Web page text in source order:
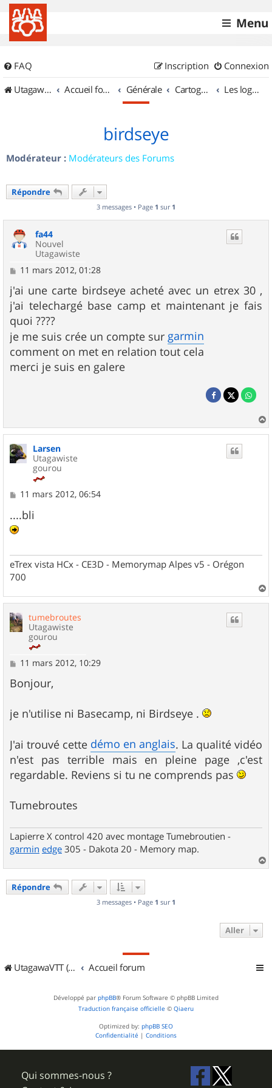
Menu
FAQ Connexion
Inscription
UtagawaVTT (Randos VTT et VTTAE avec traces GPS)
Accueil forum Générale Cartographie et GPS Les logiciels
birdseye
Modérateur : Modérateurs des Forums
Répondre
3 messages • Page 1 sur 1
fa44
Nouvel
Utagawiste
M
s
s
a
g
e
11 mars 2012, 01:28
j'ai une carte birdseye acheté avec un etrex 30 ,
j'ai telechargé base camp et maintenant je fais
quoi ????
je me suis crée un compte sur garmin
comment on met en relation tout cela
merci je suis en galere
a
Larsen
Utagawiste
gourou
M
s
a
11 mars 2012, 06:54
....bli
eTrex vista HCx - CE3D - Memorymap Alpes v5 - Orégon
700
a
tumebroutes
Utagawiste
gourou
M
s
s
g
e
11 mars 2012, 10:29
Bonjour,
je n'utilise ni Basecamp, ni Birdseye .
J'ai trouvé cette démo en anglais. La qualité vidéo
n'est pas terrible mais en pleine page ,c'est
regardable. Reviens si tu ne comprends pas
Tumebroutes
Lapierre X control 420 avec montage Tumebroutien -
garmin edge 305 - Dakota 20 - Memory map.
a
Répondre
3 messages • Page 1 sur 1
Aller
UtagawaVTT (Randos VTT et VTTAE avec traces GPS) Accueil forum
Développé par phpBB® Forum Software © phpBB Limited
Traduction française officielle © Qiaeru
Optimized by: phpBB SEO
Confidentialité | Conditions
Qui sommes-nous ?